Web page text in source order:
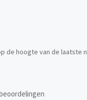
de hoogte van de laatste